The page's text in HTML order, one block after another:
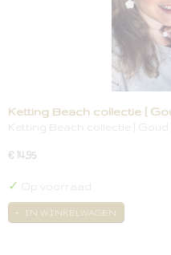
Ketting Beach collectie [
Ketting Beach collectie [ Goud
€ 14,95
✓ Op voorraad
IN WINKELWAGEN